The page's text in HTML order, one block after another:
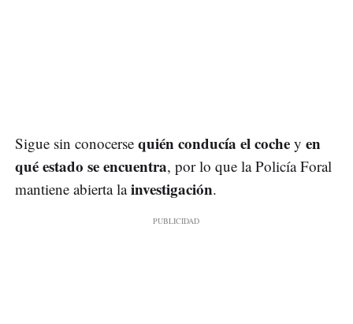
Sigue sin conocerse quién conducía el coche y en
qué estado se encuentra, por lo que la Policía Foral
mantiene abierta lainvestigación.